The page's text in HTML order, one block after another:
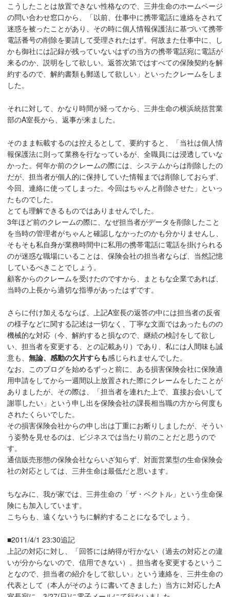
こうしたことは放置できない性格なので、三井生命のホームページ
の問い合わせ窓口から、「以前、仕事中に携帯電話に連絡をされて
迷惑を被ったことがあり、その時に個人情報保護法に基づいて携帯
電話番号の削除を要請して受理されたはず。何故また仕事中に、し
かも御社には記録が残っていないはずの当方の携帯電話宛に電話が
来るのか、説明をして欲しい。返答次第ではすべての保険契約を解
約するので、解約書類も郵送して欲しい」といったクレームをしま
した。
それに対して、かなり時間が経ってから、三井生命の横浜統括営業
部のA室長から、返事が来ました。
そのまま転載するのは控えるとして、要約すると、「当社は個人情
報保護法に則って業務を行なっているが、全職員には浸透していな
かった。何年か前のクレームの際には、システムからは削除したの
だが、担当者が個人的に保持していた情報までは削除しておらず、
今回、連絡に使ってしまった。今回はちゃんと削除させた」といっ
たものでした。
とても理解できるものではありませんでした。
3年ほど前のクレームの際に、なぜ担当者がデータを削除したこと
を当時の管理者がちゃんと確認しなかったのかも分かりませんし、
そもそも私自身が業務時間中に私用の携帯電話に電話を掛けられる
のが迷惑な職場にいることは、保険会社の担当者ならば、当然記憶
しているべきことでしょう。
顧客からのクレームを受けたのですから、まともな企業であれば、
当時の上長から適切な指導があったはずです。
さらに付け加えるならば、上記A室長の返答の中には担当者の反省
の様子などに関する記述は一切なく、丁寧な文面ではあったものの
機械的な対応（今、解約すると損なので、継続の検討をして欲し
い、担当者を変更する、との記載あり）であり、私には人間味も誠
意も、 無論、感動の欠片すらも感じられませんでした。
なお、このブログを始めるずっと前に、ある損害保険会社に保険適
用申請をしてから一週間以上放置された際にクレームをしたことが
ありましたが、その際は、「担当者を連れた上で、直接お会いして
謝罪したい」という申し出を保険会社の課長相当職の方から何度も
されたくらいでした。
その損害保険会社からの申し出は丁重にお断りしましたが、そうい
う姿勢を見せるのは、ビジネスでは当たり前のことだと思うので
す。
通信販売形態の保険会社ならいざ知らず、対面営業型の生命保険会
社の対応としては、三井生命は最低だと思います。
ちなみに、我が家では、三井生命の「ザ・ベクトル」という生命保
険にも加入しています。
こちらも、遠くないうちに解約することになるでしょう。
■2011/4/1 23:30追記
上記の対応に対し、「回答には納得が行かない（過去の対応との違
いが分からないので、信用できない）。担当者を変更するというこ
となので、担当者の紹介をして欲しい」という連絡を、三井生命の
代表として（本人がそのように書いてきました）当方に対応したA